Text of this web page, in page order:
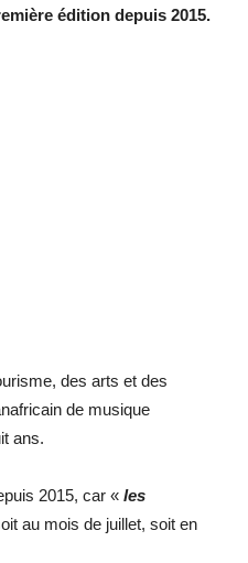
édition depuis 2015.
des arts et des
de musique
ans.
2015, car « les
au mois de juillet, soit en